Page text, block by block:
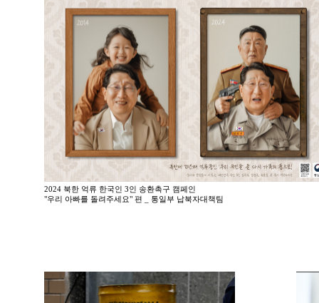
2024 북한 억류 한국인 3인 송환촉구 캠페인
"우리 아빠를 돌려주세요" 편 _ 통일부 납북자대책팀